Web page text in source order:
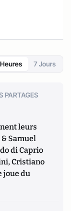
7 Jours
PARTAGES
leurs
Samuel
di Caprio
Cristiano
joue du